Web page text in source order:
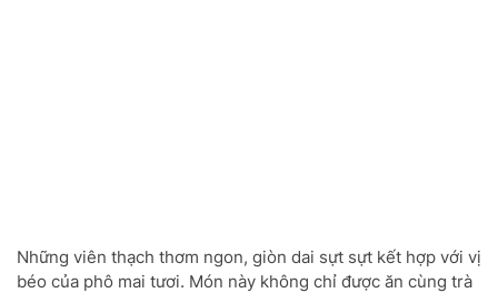
Những viên thạch thơm ngon, giòn dai sựt sựt kết hợp với vị
béo của phô mai tươi. Món này không chỉ được ăn cùng trà